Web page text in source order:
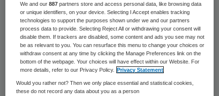
impuls geven en de beschikbaarheid in beide
regio’s waarborgen.
Hetsamenwerkingsverband van het UMCG
en UMC Utrechtmoet uitmonden in een
multidisciplinair centrum voor congenitale
hartafwijkingen op twee volwaardige
We and our887 partners store and access personal data, like browsing data
or unique identifiers, on your device. Selecting I Accept enables tracking
technologies to support the purposes shown under we and our partners
process data to provide. Selecting Reject All or withdrawing your consent will
disable them. If trackers are disabled, some content and ads you see may not
be as relevant to you. You can resurface this menu to change your choices or
withdraw consent at any time by clicking the Manage Preferences link on the
bottom of the webpage. Your choices will have effect within our Website. For
more details, refer to our Privacy Policy.
Privacy Statement
Would you rather not? Then we only place essential and statistical cookies,
these do not record any data about you as a person